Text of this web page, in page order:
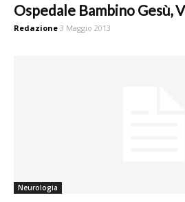
Ospedale Bambino Gesù,
Redazione 3 Maggio 2013
Neurologia